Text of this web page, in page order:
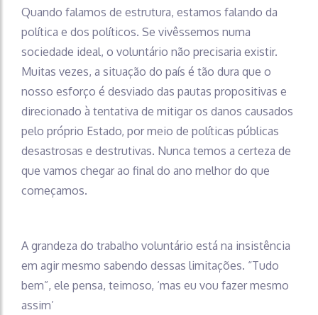
Quando falamos de estrutura, estamos falando da
política e dos políticos. Se vivêssemos numa
sociedade ideal, o voluntário não precisaria existir.
Muitas vezes, a situação do país é tão dura que o
nosso esforço é desviado das pautas propositivas e
direcionado à tentativa de mitigar os danos causados
pelo próprio Estado, por meio de políticas públicas
desastrosas e destrutivas. Nunca temos a certeza de
que vamos chegar ao final do ano melhor do que
começamos.
A grandeza do trabalho voluntário está na insistência
em agir mesmo sabendo dessas limitações. “Tudo
bem”, ele pensa, teimoso, ‘mas eu vou fazer mesmo
assim’